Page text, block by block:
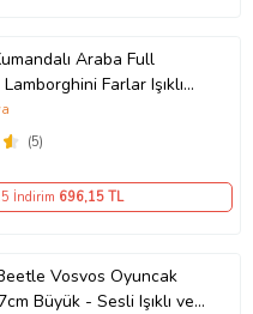
Araba Full
Farlar Işıklı
Oyuncak (Kırmızı)
(5)
İndirim 696,15 TL
Vosvos Oyuncak
Büyük - Sesli Işıklı ve